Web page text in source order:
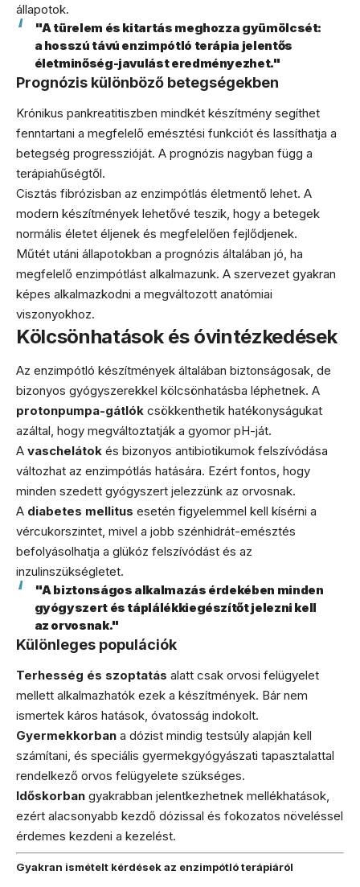
állapotok.
"A türelem és kitartás meghozza gyümölcsét:
a hosszú távú enzimpótló terápia jelentős
életminőség-javulást eredményezhet."
Prognózis különböző betegségekben
Krónikus pankreatitiszben mindkét készítmény segíthet
fenntartani a megfelelő emésztési funkciót és lassíthatja a
betegség progresszióját. A prognózis nagyban függ a
terápiahűségtől.
Cisztás fibrózisban az enzimpótlás életmentő lehet. A
modern készítmények lehetővé teszik, hogy a betegek
normális életet éljenek és megfelelően fejlődjenek.
Műtét utáni állapotokban a prognózis általában jó, ha
megfelelő enzimpótlást alkalmazunk. A szervezet gyakran
képes alkalmazkodni a megváltozott anatómiai
viszonyokhoz.
Kölcsönhatások és óvintézkedések
Az enzimpótló készítmények általában biztonságosak, de
bizonyos gyógyszerekkel kölcsönhatásba léphetnek. A
protonpumpa-gátlók csökkenthetik hatékonyságukat
azáltal, hogy megváltoztatják a gyomor pH-ját.
A vaschelátok és bizonyos antibiotikumok felszívódása
változhat az enzimpótlás hatására. Ezért fontos, hogy
minden szedett gyógyszert jelezzünk az orvosnak.
A diabetes mellitus esetén figyelemmel kell kísérni a
vércukorszintet, mivel a jobb szénhidrát-emésztés
befolyásolhatja a glükóz felszívódást és az
inzulinszükségletet.
"A biztonságos alkalmazás érdekében minden
gyógyszert és táplálékkiegészítőt jelezni kell
az orvosnak."
Különleges populációk
Terhesség és szoptatás alatt csak orvosi felügyelet
mellett alkalmazhatók ezek a készítmények. Bár nem
ismertek káros hatások, óvatosság indokolt.
Gyermekkorban a dózist mindig testsúly alapján kell
számítani, és speciális gyermekgyógyászati tapasztalattal
rendelkező orvos felügyelete szükséges.
Időskorban gyakrabban jelentkezhetnek mellékhatások,
ezért alacsonyabb kezdő dózissal és fokozatos növeléssel
érdemes kezdeni a kezelést.
Gyakran ismételt kérdések az enzimpótló terápiáról